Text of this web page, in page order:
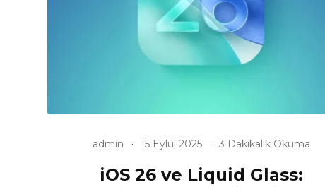
admin 15 Eylül 2025 3 Dakikalık Okuma
iOS 26 ve Liquid Glass: